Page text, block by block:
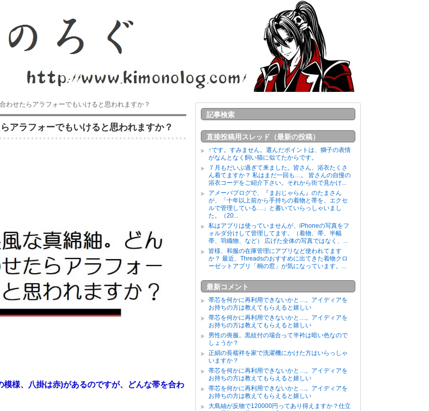
わせたらアラフォーでもいけると思われますか？
アラフォーでもいけると思われますか？
様、八掛は赤)があるのですが、どんな帯を合わ
記事検索
直接投稿用スレッド（最新の投稿）
↑です。すみません。選んだポイントは、獅子の表情
がなんとなく飼い猫に似てたからです。
７月もだいぶ過ぎて来ました。皆さん、浴衣たくさ
ん着てますか？ 私はまだ一回も…。 皆さんの自慢の
浴衣コーデをご紹介下さい。それから街で見かけ...
アメーバブログで、『まおじゃらん』のたまさん
が、「十年以上前から手持ちの着物と帯を、エクセ
ルで管理している…」と書いていらっしゃいまし
た。（20...
私はアプリは使っていませんが、iPhoneの写真をフ
ォルダ分けして管理してます。（着物、帯、半幅
帯、羽織物、など） 広げた全体の写真ではなく、...
皆様、和服の在庫管理にアプリなど使われてます
か？ 最近、Threadsのおすすめに出てきた着物クロ
ーゼットアプリ「桐の窓」が気になっています。...
最新コメント
帯芯を何かに再利用できないかと…。アイディアを
お持ちの方は教えてもらえると嬉しい
帯芯を何かに再利用できないかと…。アイディアを
お持ちの方は教えてもらえると嬉しい
男性の喪服。黒紋付の場合って半衿は暗い色なので
しょうか？
正絹の長襦袢を家で洗濯機にかけた方はいらっしゃ
いますか？
帯芯を何かに再利用できないかと…。アイディアを
お持ちの方は教えてもらえると嬉しい
帯芯を何かに再利用できないかと…。アイディアを
お持ちの方は教えてもらえると嬉しい
大島紬が反物で120000円ってあり得えますか？仕立